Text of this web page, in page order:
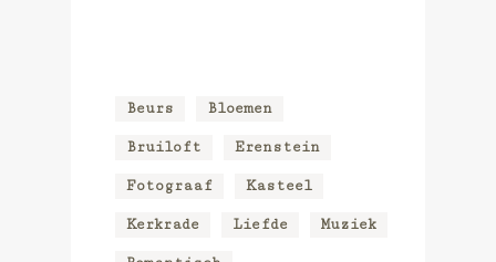
Beurs Bloemen
Bruiloft Erenstein
Fotograaf Kasteel
Kerkrade Liefde Muziek